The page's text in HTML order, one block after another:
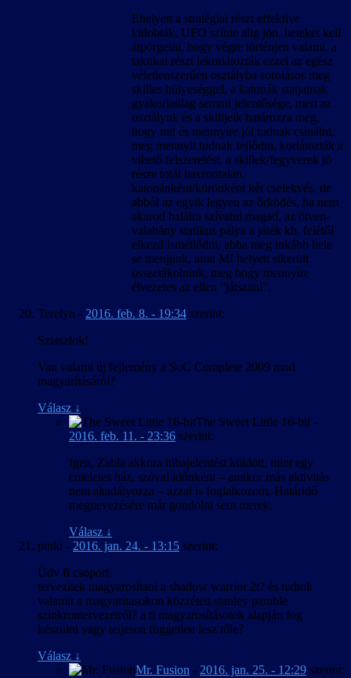
Ehelyett a stratégiai részt effektíve
kidobták, UFO szinte alig jön, heteket kell
átpörgetni, hogy végre történjen valami, a
taktikai részt lekorlátozták ezzel az egész
véletlenszerűen osztályba sorolásos meg
skilles hülyeséggel, a katonák statjainak
gyakorlatilag semmi jelentősége, mert az
osztályuk és a skilljeik határozza meg,
hogy mit és mennyire jól tudnak csinálni,
meg mennyit tudnak fejlődni, korlátozták a
vihető felszerelést, a skillek/fegyverek jó
része totál haszontalan,
katonánként/körönként két cselekvés, de
abból az egyik legyen az őrködés, ha nem
akarod halálra szívatni magad, az ötven-
valahány statikus pálya a játék kb. felétől
elkezd ismétlődni, abba meg inkább bele
se menjünk, amit MI helyett sikerült
összetákolniuk, meg hogy mennyire
élvezetes az ellen “játszani”.
Terelyn - 2016. feb. 8. - 19:34 szerint:
Sziasztok!
Van valami új fejlemény a SoC Complete 2009 mod
magyarításáról?
Válasz ↓
The Sweet Little 16-bit -
2016. feb. 11. - 23:36 szerint:
Igen, Zabla akkora hibajelentést küldött, mint egy
emeletes ház, szóval időnként – amikor más aktivitás
nem akadályozza – azzal is foglalkozom. Határidő
megnevezésére már gondolni sem merek.
Válasz ↓
pinki - 2016. jan. 24. - 13:15 szerint:
Üdv fi csoport
tervezitek magyarosítani a shadow warrior 2t? és tudtok
valamit a magyaritasokon közzétett stanley parable
szinkrontervezetről? a ti magyarosításotok alapján fog
készülni vagy teljesen független lesz tőle?
Válasz ↓
Mr. Fusion - 2016. jan. 25. - 12:29 szerint: